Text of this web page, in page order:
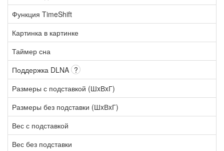
Функция TimeShift
Картинка в картинке
Таймер сна
Поддержка DLNA ?
Размеры с подставкой (ШxВxГ)
Размеры без подставки (ШxВxГ)
Вес с подставкой
Вес без подставки